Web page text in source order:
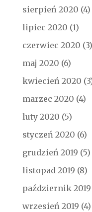
sierpień 2020 (4)
lipiec 2020 (1)
czerwiec 2020 (3)
maj 2020 (6)
kwiecień 2020
marzec 2020 (4)
luty 2020 (5)
styczeń 2020 (6)
grudzień 2019 (5)
listopad 2019 (8)
październik 2019
wrzesień 2019 (4)